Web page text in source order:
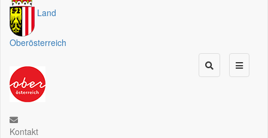
Land
Oberösterreich
Kontakt